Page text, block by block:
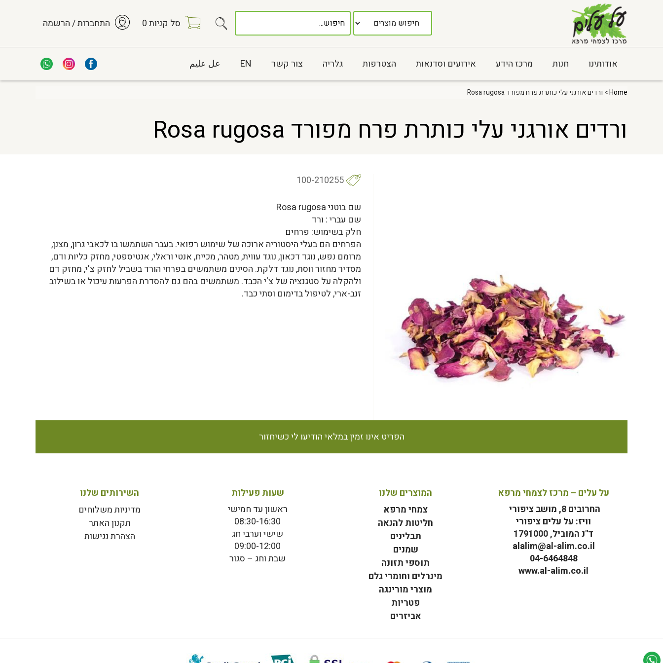
סל קניות0 התחברות / הרשמה
אודותינו חנות מרכז הידע אירועים וסדנאות הצטרפות גלריה צור קשר EN عل عليم
Home> ורדים אורגני עלי כותרת פרח מפורד Rosa rugosa
ורדים אורגני עלי כותרת פרח מפורד Rosa rugosa
100-210255
שם בוטני Rosa rugosa
שם עברי : ורד
חלק בשימוש: פרחים
הפרחים הם בעלי היסטוריה ארוכה של שימוש רפואי. בעבר השתמשו בו לכאבי גרון, מצנן,
מרומם נפש, נוגד דכאון, נוגד עווית, מטהר, מכייח, אנטי וראלי, אנטיספטי, מחזק כליות ודם,
מסדיר מחזור ווסת, נוגד דלקת. הסינים משתמשים בפרחי הורד בשביל לחזק צ'י, מחזק דם
ולהקלה על סטגנציה של צ'י הכבד. משתמשים בהם גם להסדרת הפרעות עיכול או בשילוב
זנב-ארי, לטיפול בדימום וסתי כבד.
הפריט אינו זמין במלאי הודיעו לי כשיחזור
על עלים – מרכז לצמחי מרפא
החרובים 8, מושב ציפורי
וויז: על עלים ציפורי
ד"נ המוביל, 1791000
alalim@al-alim.co.il
04-6464848
www.al-alim.co.il
המוצרים שלנו
צמחי מרפא
חליטות להנאה
תבלינים
שמנים
תוספי תזונה
מינרלים וחומרי גלם
מוצרי מורינגה
פטריות
אביזרים
שעות פעילות
ראשון עד חמישי
08:30-16:30
שישי וערבי חג
09:00-12:00
שבת וחג – סגור
השירותים שלנו
מדיניות משלוחים
תקנון האתר
הצהרת נגישות